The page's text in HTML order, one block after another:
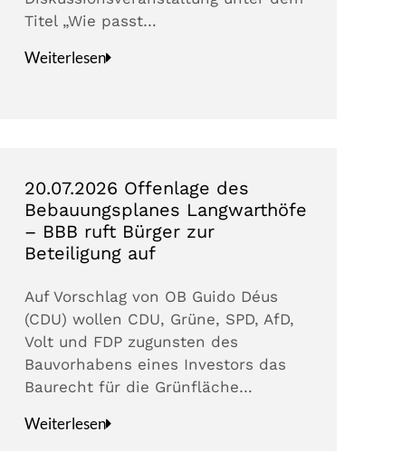
Titel „Wie passt…
Weiterlesen
20.07.2026 Offenlage des
Bebauungsplanes Langwarthöfe
– BBB ruft Bürger zur
Beteiligung auf
Auf Vorschlag von OB Guido Déus
(CDU) wollen CDU, Grüne, SPD, AfD,
Volt und FDP zugunsten des
Bauvorhabens eines Investors das
Baurecht für die Grünfläche…
Weiterlesen